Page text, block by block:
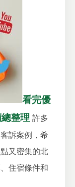
看完優
整理 許多
訴案例，希
又密集的北
住宿條件和